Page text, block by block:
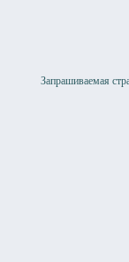
Запрашиваемая